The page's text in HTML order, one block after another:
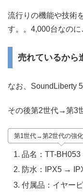
流行りの機能や技術
す。。4,000台なの
売れているから
なお、SoundLiberty
その後第2世代→第3
第1世代→第2世代の強
品名：TT-
防水：IPX5 →
付属品：イヤー